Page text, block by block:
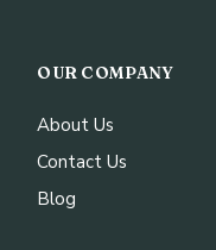
OUR COMPANY
About Us
Contact Us
Blog